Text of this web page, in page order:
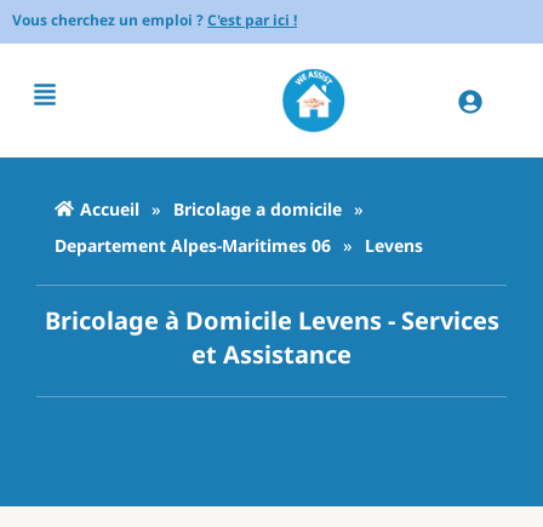
Vous cherchez un emploi ?C'est par ici !
Accueil » Bricolage a domicile »
Departement Alpes-Maritimes 06 » Levens
Bricolage à Domicile Levens - Services
et Assistance